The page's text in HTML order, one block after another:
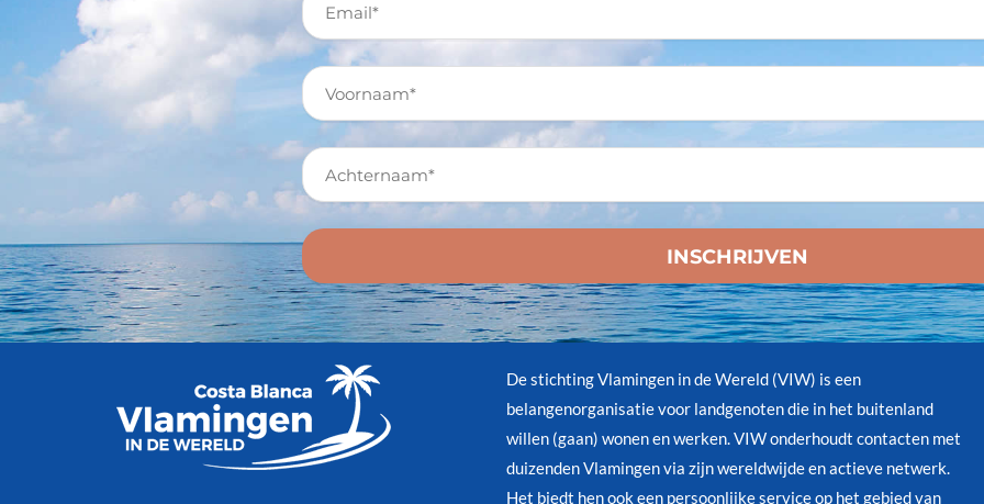
De stichting Vlamingen in de Wereld (VIW) is een
belangenorganisatie voor landgenoten die in het buitenland
willen (gaan) wonen en werken. VIW onderhoudt contacten met
duizenden Vlamingen via zijn wereldwijde en actieve netwerk.
Het biedt hen ook een persoonlijke service op het gebied van